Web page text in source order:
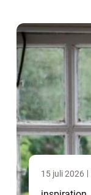
15 juli 2026